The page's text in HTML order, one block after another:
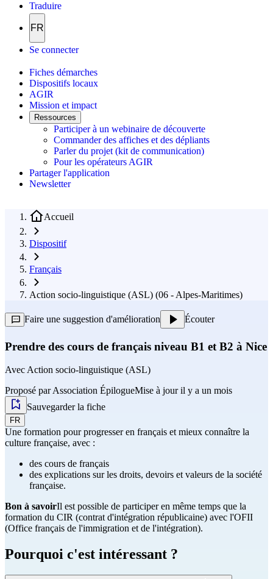
Traduire
FR
Se connecter
Fiches démarches
Dispositifs locaux
AGIR
Mission et impact
Ressources
Participer à un webinaire de découverte
Commander des affiches et des dépliants
Parler du projet (kit de communication)
Pour les opérateurs AGIR
Partager l'application
Newsletter
Accueil
Dispositif
Français
Action socio-linguistique (ASL) (06 - Alpes-Maritimes)
Faire une suggestion d'amélioration Écouter
Prendre des cours de français niveau B1 et B2 à Nice
AvecAction socio-linguistique (ASL)
Proposé parAssociation ÉpilogueMise à jour il y a un mois
Sauvegarder la fiche
FR
Une formation pour progresser en français et mieux connaître la
culture française, avec :
des cours de français
des explications sur les droits, devoirs et valeurs de la société
française.
Bon à savoirIl est possible de participer en même temps que la
formation du CIR (contrat d'intégration républicaine) avec l'OFII
(Office français de l'immigration et de l'intégration).
Pourquoi c'est intéressant ?